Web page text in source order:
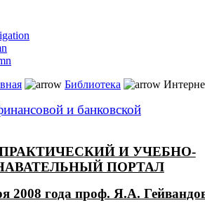
Библиотека
И УЧЕБНО-
ПОРТАЛ
2008 года проф. Я.А.